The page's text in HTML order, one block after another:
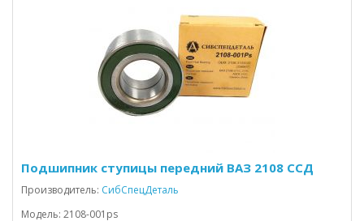
Подшипник ступицы передний ВАЗ 2108 ССД
Производитель: СибСпецДеталь
Модель: 2108-001ps